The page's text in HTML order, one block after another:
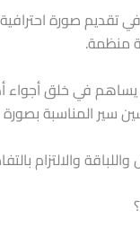
تقديم صورة
منظمة.
في خلق أجواء
سير المناسبة
والالتزام